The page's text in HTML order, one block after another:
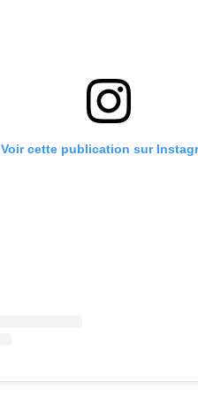
Voir cette publication sur